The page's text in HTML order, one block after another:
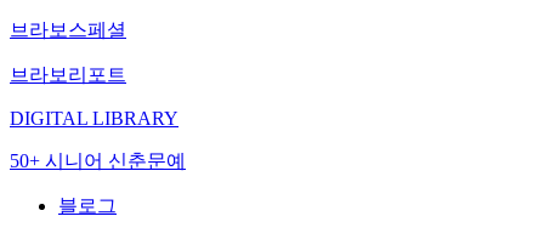
브라보스페셜
브라보리포트
DIGITAL LIBRARY
50+ 시니어 신춘문예
블로그